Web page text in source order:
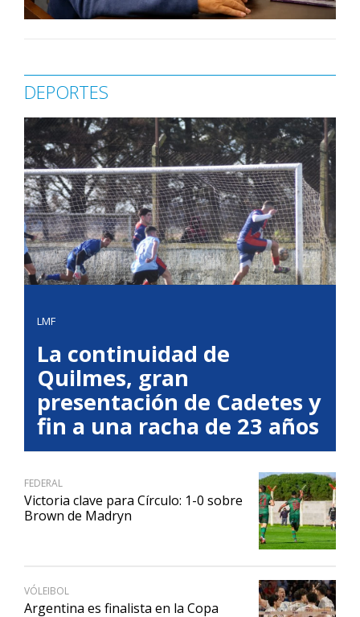
DEPORTES
LMF
La continuidad de
Quilmes, gran
presentación de Cadetes y
fin a una racha de 23 años
FEDERAL
Victoria clave para Círculo: 1-0 sobre
Brown de Madryn
VÓLEIBOL
Argentina es finalista en la Copa